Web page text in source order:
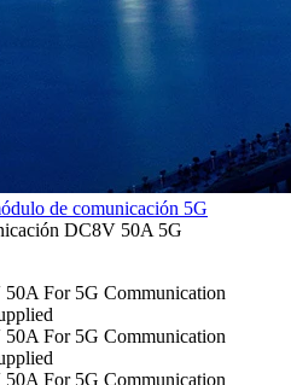
de comunicación 5G